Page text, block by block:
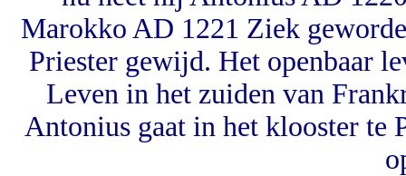
Marokko AD 1221 Ziek
Priester gewijd. Het openbaar
Leven in het zuiden van
Antonius gaat in het klooster te